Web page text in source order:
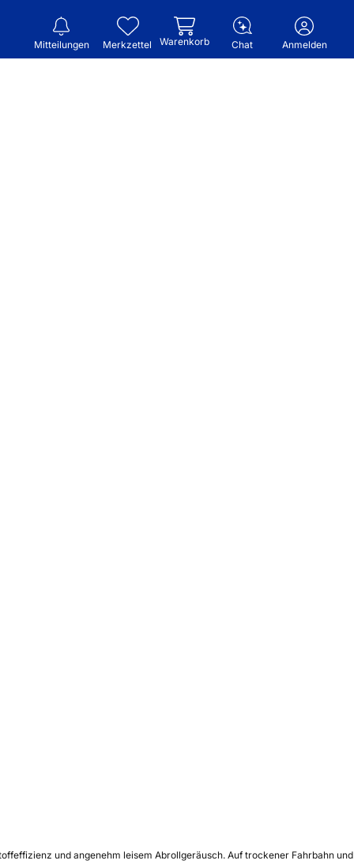
Mitteilungen Merkzettel Warenkorb Chat Anmelden
und angenehm leisem Abrollgeräusch. Auf trockener Fahrbahn und